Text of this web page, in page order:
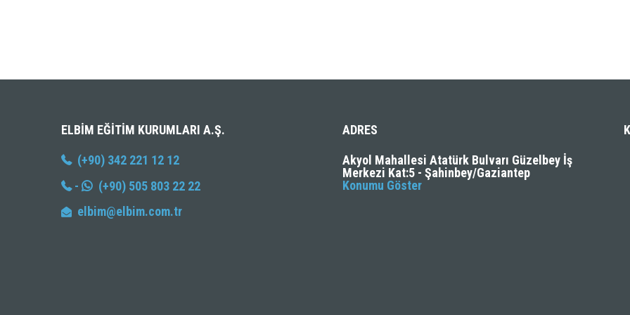
ELBIM EĞITIM KURUMLARI A.Ş.
(+90) 342 221 12 12
-
(+90) 505 803 22 22
elbim@elbim.com.tr
ADRES
Akyol Mahallesi Atatürk Bulvarı Güzelbey İş
Merkezi Kat:5 - Şahinbey/Gaziantep
Konumu Göster